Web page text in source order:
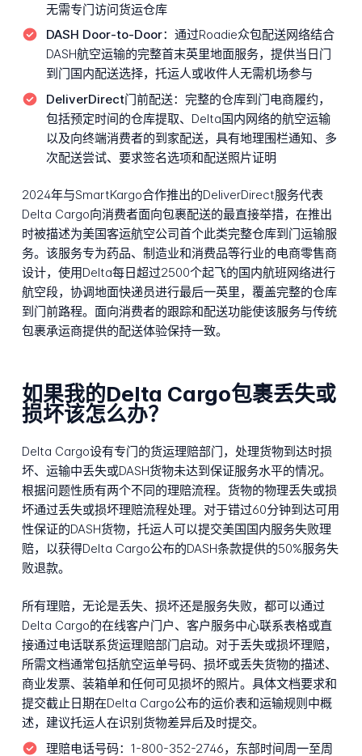
无需专门访问货运仓库
DASH Door-to-Door： 通过Roadie众包配送网络结合
DASH航空运输的完整首末英里地面服务，提供当日门
到门国内配送选择，托运人或收件人无需机场参与
DeliverDirect门前配送： 完整的仓库到门电商履约，
包括预定时间的仓库提取、Delta国内网络的航空运输
以及向终端消费者的到家配送，具有地理围栏通知、多
次配送尝试、要求签名选项和配送照片证明
2024年与SmartKargo合作推出的DeliverDirect服务代表
Delta Cargo向消费者面向包裹配送的最直接举措，在推出
时被描述为美国客运航空公司首个此类完整仓库到门运输服
务。该服务专为药品、制造业和消费品等行业的电商零售商
设计，使用Delta每日超过2500个起飞的国内航班网络进行
航空段，协调地面快递员进行最后一英里，覆盖完整的仓库
到门前路程。面向消费者的跟踪和配送功能使该服务与传统
包裹承运商提供的配送体验保持一致。
如果我的Delta Cargo包裹丢失或
损坏该怎么办？
Delta Cargo设有专门的货运理赔部门，处理货物到达时损
坏、运输中丢失或DASH货物未达到保证服务水平的情况。
根据问题性质有两个不同的理赔流程。货物的物理丢失或损
坏通过丢失或损坏理赔流程处理。对于错过60分钟到达可用
性保证的DASH货物，托运人可以提交美国国内服务失败理
赔，以获得Delta Cargo公布的DASH条款提供的50%服务失
败退款。
所有理赔，无论是丢失、损坏还是服务失败，都可以通过
Delta Cargo的在线客户门户、客户服务中心联系表格或直
接通过电话联系货运理赔部门启动。对于丢失或损坏理赔，
所需文档通常包括航空运单号码、损坏或丢失货物的描述、
商业发票、装箱单和任何可见损坏的照片。具体文档要求和
提交截止日期在Delta Cargo公布的运价表和运输规则中概
述，建议托运人在识别货物差异后及时提交。
理赔电话号码： 1-800-352-2746，东部时间周一至周